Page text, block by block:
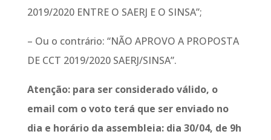
2019/2020 ENTRE O SAERJ E O SINSA”;
– Ou o contrário: “NÃO APROVO A PROPOSTA
DE CCT 2019/2020 SAERJ/SINSA”.
Atenção: para ser considerado válido, o
email com o voto terá que ser enviado no
dia e horário da assembleia: dia 30/04, de 9h